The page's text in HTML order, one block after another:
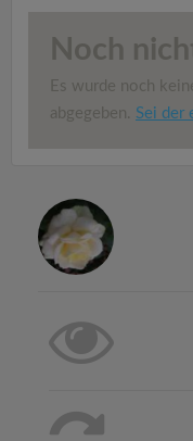
Noch
Es wurde noch
abgegeben. Sei der